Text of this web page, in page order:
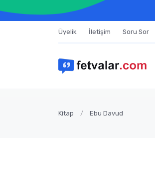
Üyelik İletişim Soru Sor
Kitap Ebu Davud